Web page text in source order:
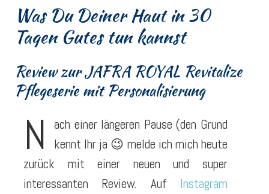
Was Du Deiner Haut in 30
Tagen Gutes tun kannst
Review zur JAFRA ROYAL Revitalize
Pflegeserie mit Personalisierung
N
ach einer längeren Pause (den Grund
kennt Ihr ja 😉 melde ich mich heute
zurück mit einer neuen und super
interessanten Review. Auf Instagram